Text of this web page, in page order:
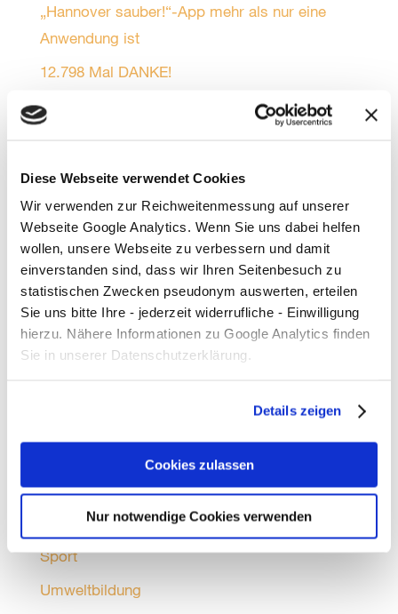
Diese Webseite verwendet Cookies
Wir verwenden zur Reichweitenmessung auf unserer
Webseite Google Analytics. Wenn Sie uns dabei helfen
wollen, unsere Webseite zu verbessern und damit
einverstanden sind, dass wir Ihren Seitenbesuch zu
statistischen Zwecken pseudonym auswerten, erteilen
Sie uns bitte Ihre - jederzeit widerrufliche - Einwilligung
hierzu. Nähere Informationen zu Google Analytics finden
Sie in unserer Datenschutzerklärung.
Details zeigen
Cookies zulassen
Nur notwendige Cookies verwenden
„Hannover sauber!“-App mehr als nur eine
Anwendung ist
12.798 Mal DANKE!
Sonne, gute Laune und volle Müllsäcke beim
Kategorien
Allgemein
Bauen und Wohnen
Energie
Events
Handel
Partner
Putzmunter
Sport
Umweltbildung